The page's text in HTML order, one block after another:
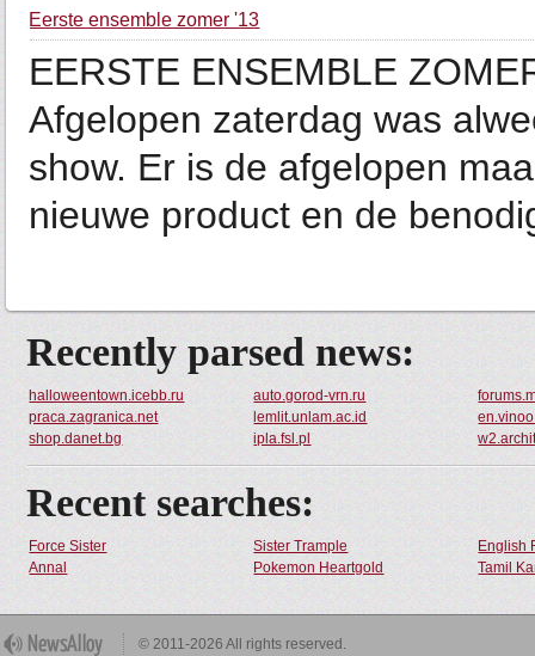
Eerste ensemble zomer '13
EERSTE ENSEMBLE
Afgelopen zaterdag was
show. Er is de afgelopen
nieuwe product en de
Recently parsed news:
halloweentown.icebb.ru auto.gorod-vrn.ru
praca.zagranica.net
lemlit.unlam.ac.id
shop.danet.bg
ipla.fsl.pl
Recent searches:
Force Sister Sister Trample
English
Annal
Pokemon Heartgold Tamil
© 2011-2026 All rights reserved.